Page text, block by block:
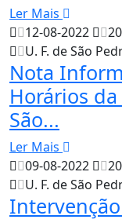
Ler Mais
12-08-2022
U. F. de São
Nota
Horários
São...
Ler Mais
09-08-2022
U. F. de São